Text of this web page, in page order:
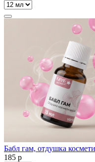
Бабл гам, отдушка
185 p